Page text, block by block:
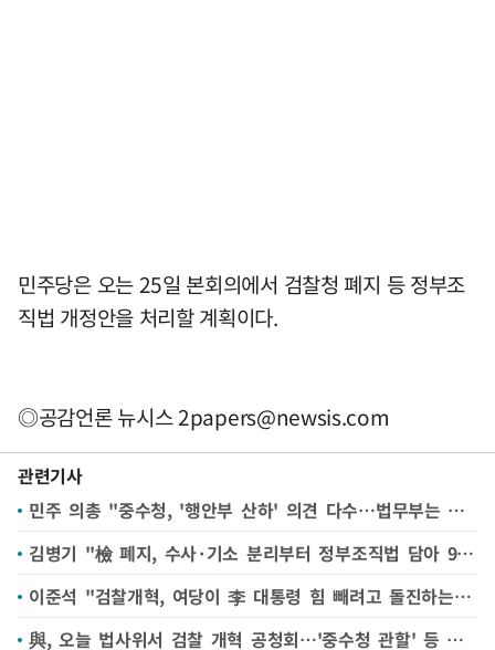
민주당은 오는 25일 본회의에서 검찰청 폐지 등 정부조
직법 개정안을 처리할 계획이다.
◎공감언론 뉴시스2papers@newsis.com
관련기사
민주 의총 "중수청, '행안부 산하' 의견 다수…법무부는 없어"
김병기 "檢 폐지, 수사·기소 분리부터 정부조직법 담아 9월 내 처리"
이준석 "검찰개혁, 여당이 李 대통령 힘 빼려고 돌진하는 상황"
與, 오늘 법사위서 검찰 개혁 공청회…'중수청 관할' 등 논의